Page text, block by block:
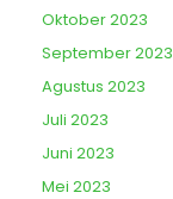
Oktober 2023
September 2023
Agustus 2023
Juli 2023
Juni 2023
Mei 2023